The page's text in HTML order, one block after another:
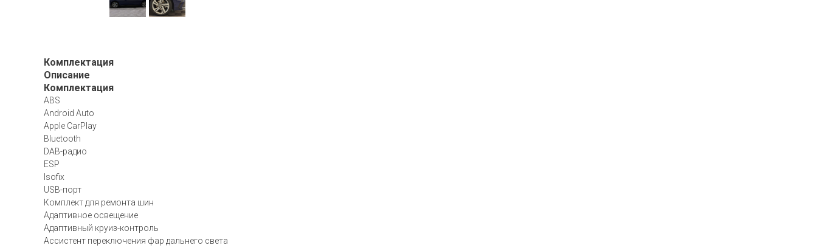
Комплектация
Описание
Комплектация
ABS
Android Auto
Apple CarPlay
Bluetooth
DAB-радио
ESP
Isofix
USB-порт
Комплект для ремонта шин
Адаптивное освещение
Адаптивный круиз-контроль
Ассистент переключения фар дальнего света